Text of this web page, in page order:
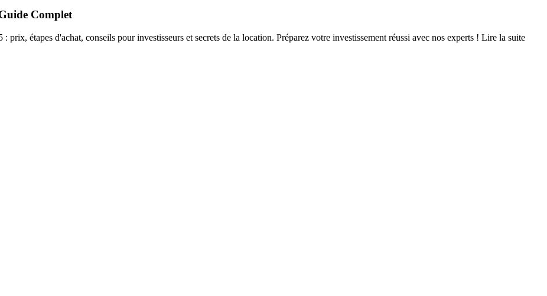
Complet
étapes d'achat, conseils pour investisseurs et secrets de la location. Préparez votre investissement réussi avec nos experts ! Lire la suite